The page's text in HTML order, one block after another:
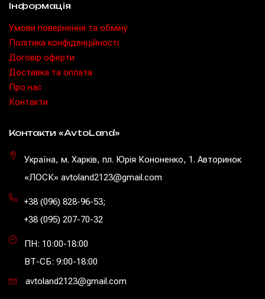
Інформація
Умови повернення та обміну
Політика конфіденційності
Договір оферти
Доставка та оплата
Про нас
Контакти
Контакти «AvtoLand»
Україна, м. Харків, пл. Юрія Кононенко, 1. Авторинок
«ЛОСК» avtoland2123@gmail.com
+38 (096) 828-96-53;
+38 (095) 207-70-32
ПН: 10:00-18:00
ВТ-СБ: 9:00-18:00
avtoland2123@gmail.com